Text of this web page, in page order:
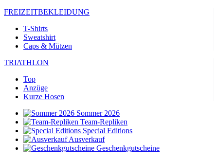
FREIZEITBEKLEIDUNG
T-Shirts
Sweatshirt
Caps & Mützen
TRIATHLON
Top
Anzüge
Kurze Hosen
Sommer 2026
Team-Repliken
Special Editions
Ausverkauf
Geschenkgutscheine